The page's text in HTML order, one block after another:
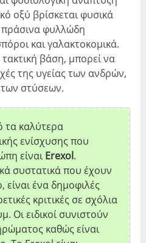
οξύ βρίσκεται φυσικά
φυλλώδη
και γαλακτοκομικά.
βάση, μπορεί να
της υγείας των ανδρών,
στύσεων.
τα καλύτερα
ενίσχυσης που
είναιErexol.
συστατικά που έχουν
είναι ένα δημοφιλές
κριτικές σε σχόλια
Οι ειδικοί συνιστούν
καθώς είναι